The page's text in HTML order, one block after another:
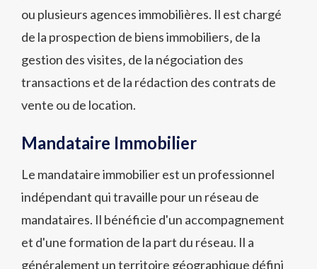
ou plusieurs agences immobilières. Il est chargé
de la prospection de biens immobiliers‚ de la
gestion des visites‚ de la négociation des
transactions et de la rédaction des contrats de
vente ou de location.
Mandataire Immobilier
Le mandataire immobilier est un professionnel
indépendant qui travaille pour un réseau de
mandataires. Il bénéficie d'un accompagnement
et d'une formation de la part du réseau. Il a
généralement un territoire géographique défini